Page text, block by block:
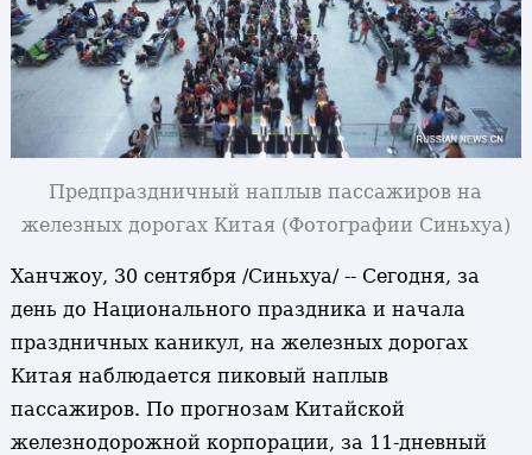
Предпраздничный наплыв пассажиров на
железных дорогах Китая(Фотографии Синьхуа)
Ханчжоу, 30 сентября /Синьхуа/ -- Сегодня, за
день до Национального праздника и начала
праздничных каникул, на железных дорогах
Китая наблюдается пиковый наплыв
пассажиров. По прогнозам Китайской
железнодорожной корпорации, за 11-дневный